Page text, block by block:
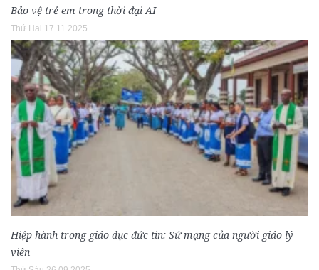
Bảo vệ trẻ em trong thời đại AI
Thứ Hai 17.11.2025
Hiệp hành trong giáo dục đức tin: Sứ mạng của người giáo lý
viên